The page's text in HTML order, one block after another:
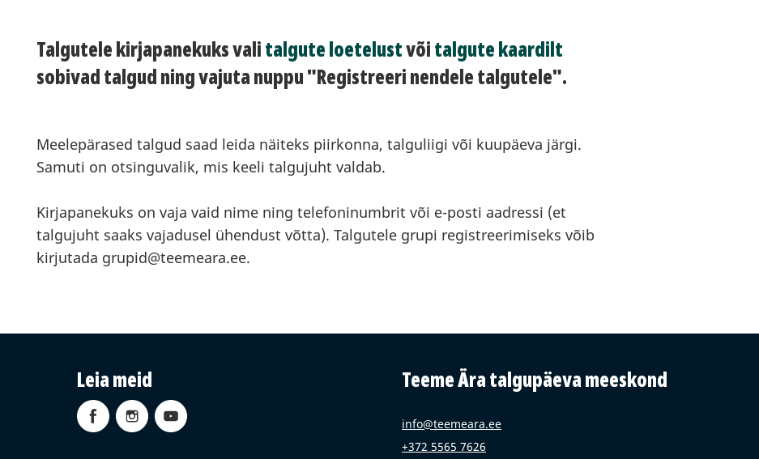
Talgutele kirjapanekuks valitalgute loetelustvõitalgute kaardilt
sobivad talgud ning vajuta nuppu "Registreeri nendele talgutele".
Meelepärased talgud saad leida näiteks piirkonna, talguliigi või kuupäeva järgi.
Samuti on otsinguvalik, mis keeli talgujuht valdab.
Kirjapanekuks on vaja vaid nime ning telefoninumbrit või e-posti aadressi (et
talgujuht saaks vajadusel ühendust võtta). Talgutele grupi registreerimiseks võib
kirjutada grupid@teemeara.ee.
Leia meid Teeme Ära talgupäeva meeskond
info@teemeara.ee
+372 5565 7626